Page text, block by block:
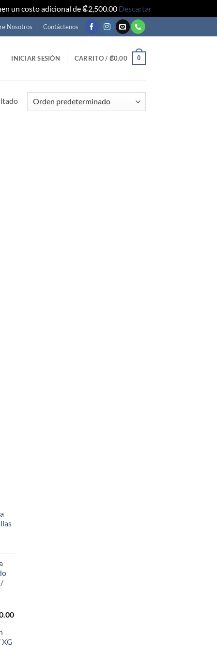
un costo adicional de ₡2,500.00 Descartar
Nosotros Contáctenos
INICIAR SESIÓN CARRITO / ₡0.00 0
Price